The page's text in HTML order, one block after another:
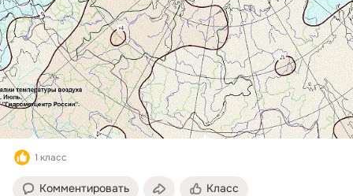
1 класс
Комментировать Класс